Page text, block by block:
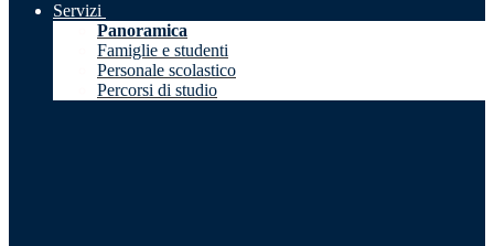
Servizi
Panoramica
Famiglie e studenti
Personale scolastico
Percorsi di studio